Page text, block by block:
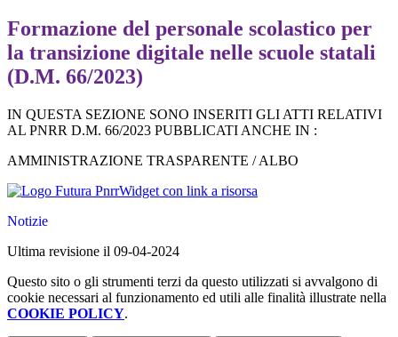
Formazione del personale scolastico per
la transizione digitale nelle scuole statali
(D.M. 66/2023)
IN QUESTA SEZIONE SONO INSERITI GLI ATTI RELATIVI
AL PNRR D.M. 66/2023 PUBBLICATI ANCHE IN :
AMMINISTRAZIONE TRASPARENTE / ALBO
Widget con link a risorsa
Notizie
Ultima revisione il 09-04-2024
Questo sito o gli strumenti terzi da questo utilizzati si avvalgono di
cookie necessari al funzionamento ed utili alle finalità illustrate nella
COOKIE POLICY.